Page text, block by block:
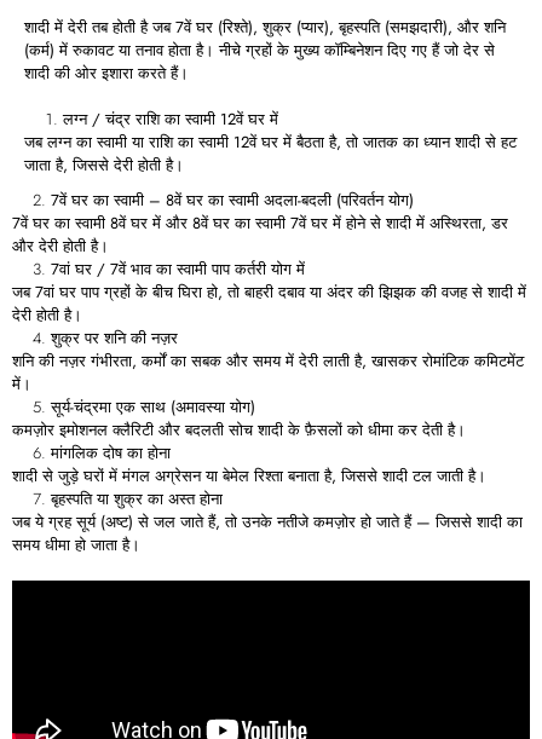
शादीमेंदेरीतबहोतीहैजब 7वेंघर (रिश्ते),शुक्र (प्यार),बृहस्पति (समझदारी), औरशनि
(कर्म)मेंरुकावटयातनावहोताहै।नीचेग्रहोंकेमुख्यकॉम्बिनेशनदिएगएहैंजोदेरसे
शादीकी ओरइशाराकरतेहैं।
लग्न /चंद्रराशिकास्वामी 12वेंघरमें
जबलग्नकास्वामीयाराशिकास्वामी 12वेंघरमेंबैठताहै,तोजातकका ध्यानशादीसेहट
जाताहै,जिससेदेरीहोतीहै।
7वेंघरकास्वामी – 8वेंघरकास्वामी अदला-बदली (परिवर्तनयोग)
7वेंघरकास्वामी 8वेंघरमें और 8वेंघरकास्वामी 7वेंघरमेंहोनेसेशादीमें अस्थिरता,डर
औरदेरीहोतीहै।
7वांघर / 7वेंभावकास्वामीपापकर्तरीयोगमें
जब 7वांघरपापग्रहोंकेबीचघिराहो,तोबाहरीदबावया अंदरकीझिझककीवजहसेशादीमें
देरीहोतीहै।
शुक्रपरशनिकीनज़र
शनिकीनज़रगंभीरता,कर्मोंकासबक औरसमयमेंदेरीलातीहै,खासकररोमांटिककमिटमेंट
में।
सूर्य-चंद्रमाएकसाथ (अमावस्यायोग)
कमज़ोरइमोशनलक्लैरिटी औरबदलतीसोचशादीकेफ़ैसलोंको धीमाकरदेतीहै।
मांगलिकदोषकाहोना
शादीसेजुड़ेघरोंमेंमंगल अग्रेसनयाबेमेलरिश्ताबनाताहै,जिससेशादीटलजातीहै।
बृहस्पतियाशुक्रका अस्तहोना
जबयेग्रहसूर्य (अष्ट)सेजलजातेहैं,तोउनकेनतीजेकमज़ोरहोजातेहैं —जिससेशादीका
समयधीमाहोजाताहै।